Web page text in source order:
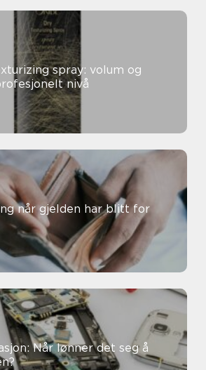
spray: volum og
nivå
for
Når lønner det seg å